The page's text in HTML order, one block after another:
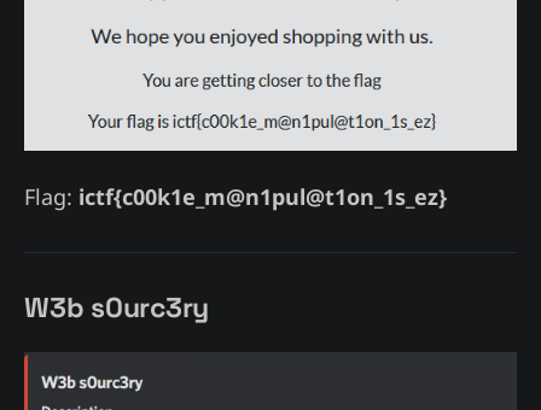
Flag: ictf{c00k1e_m@n1pul@t1on_1s_ez}
W3b s0urc3ry